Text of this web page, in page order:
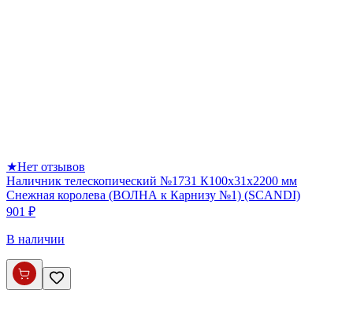
★Нет отзывов
Наличник телескопический №1731 К100х31х2200 мм
Снежная королева (ВОЛНА к Карнизу №1) (SCANDI)
901 ₽
В наличии